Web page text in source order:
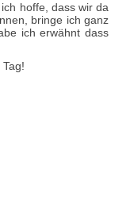
hoffe, dass wir da
bringe ich ganz
ich erwähnt dass